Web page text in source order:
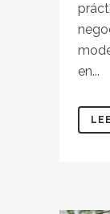
en...